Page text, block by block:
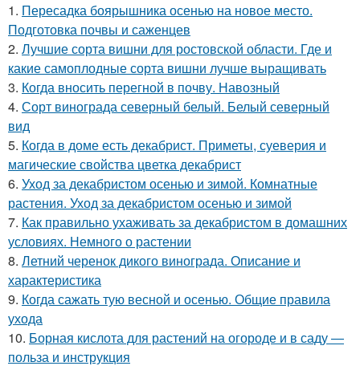
1. Пересадка боярышника осенью на новое место.
Подготовка почвы и саженцев
2. Лучшие сорта вишни для ростовской области. Где и
какие самоплодные сорта вишни лучше выращивать
3. Когда вносить перегной в почву. Навозный
4. Сорт винограда северный белый. Белый северный
вид
5. Когда в доме есть декабрист. Приметы, суеверия и
магические свойства цветка декабрист
6. Уход за декабристом осенью и зимой. Комнатные
растения. Уход за декабристом осенью и зимой
7. Как правильно ухаживать за декабристом в домашних
условиях. Немного о растении
8. Летний черенок дикого винограда. Описание и
характеристика
9. Когда сажать тую весной и осенью. Общие правила
ухода
10. Борная кислота для растений на огороде и в саду —
польза и инструкция